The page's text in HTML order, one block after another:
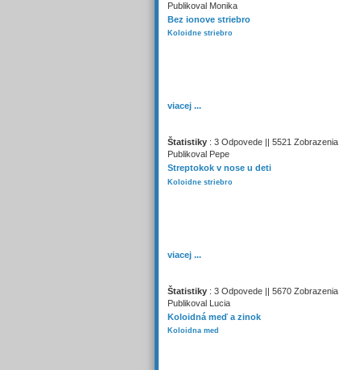
Publikoval Monika
Bez ionove striebro
Koloidne striebro
viacej ...
Štatistiky : 3 Odpovede || 5521 Zobrazenia
Publikoval Pepe
Streptokok v nose u deti
Koloidne striebro
viacej ...
Štatistiky : 3 Odpovede || 5670 Zobrazenia
Publikoval Lucia
Koloidná meď a zinok
Koloidna med